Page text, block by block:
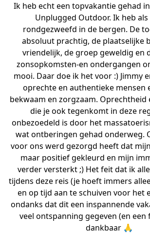
Ik heb echt een topvakantie gehad
Unplugged Outdoor. Ik heb
rondgezweefd in de bergen. De
absoluut prachtig, de plaatselijke
vriendelijk, de groep geweldig en
zonsopkomsten-en ondergangen
mooi. Daar doe ik het voor :) Jimmy
oprechte en authentieke mensen
bekwaam en zorgzaam.
die je ook tegenkomt in deze
onbezoedeld is door het
wat ontberingen gehad onderweg.
voor ons werd gezorgd heeft dat
maar positief gekleurd en mijn
verder versterkt ;) Het feit dat ik
tijdens deze reis (je hoeft immers
en op tijd aan te schuiven voor het
ondanks dat dit een inspannende
veel ontspanning gegeven (en een
dankbaar 🙏